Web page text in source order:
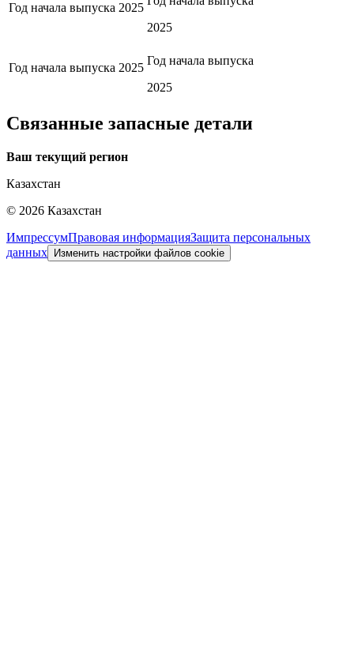
Год начала выпуска 2025
2025
Год начала выпуска 2025
Год начала выпуска
2025
Связанные запасные детали
Ваш текущий регион
Казахстан
© 2026 Казахстан
ИмпрессумПравовая информацияЗащита персональных
данных Изменить настройки файлов cookie